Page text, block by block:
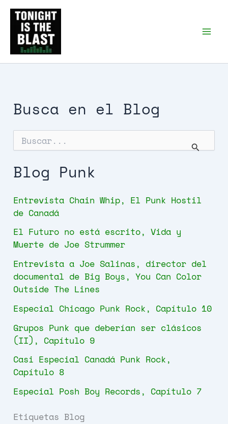
contenido
Busca en el Blog
c
a
p
o
r
:
Blog Punk
Entrevista Chain Whip, El Punk Hostil
de Canadá
El Futuro no está escrito, Vida y
Muerte de Joe Strummer
Entrevista a Joe Salinas, director del
documental de Big Boys, You Can Color
Outside The Lines
Especial Chicago Punk Rock, Capítulo 10
Grupos Punk que deberían ser clásicos
(II), Capítulo 9
Casi Especial Canadá Punk Rock,
Capítulo 8
Especial Posh Boy Records, Capítulo 7
Etiquetas Blog